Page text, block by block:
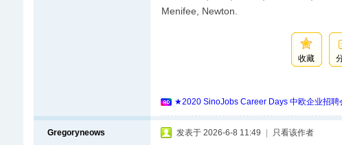
Menifee, Newton.
收藏
★2020 SinoJobs Career Days 中欧企业招
Gregoryneows 发表于 2026-6-8 11:49 只看该作者